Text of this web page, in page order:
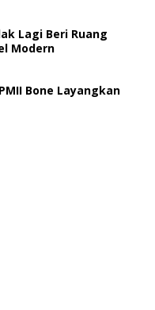
Lagi Beri Ruang
Modern
Bone Layangkan